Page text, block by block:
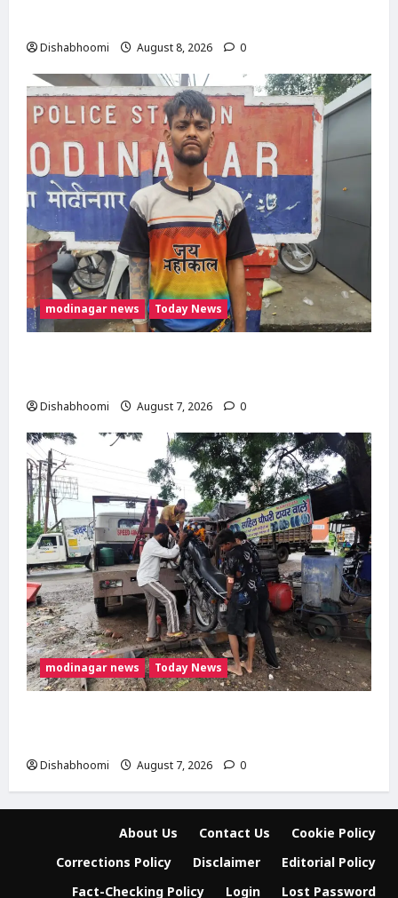
Dishabhoomi August 8, 2026 0
modinagar news Today News
Dishabhoomi August 7, 2026 0
modinagar news Today News
Dishabhoomi August 7, 2026 0
About Us Contact Us
Cookie Policy
Corrections Policy
Disclaimer
Editorial Policy
Fact-Checking Policy
Login
Lost Password